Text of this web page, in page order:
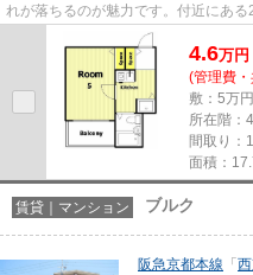
れが落ちるのが魅力です。付近にあ
けることができます。当社イチ...
4.6万円
(管理費
敷：5万
所在階：
間取り：
面積：
賃貸｜マンション ブルク
阪急京都本線 「